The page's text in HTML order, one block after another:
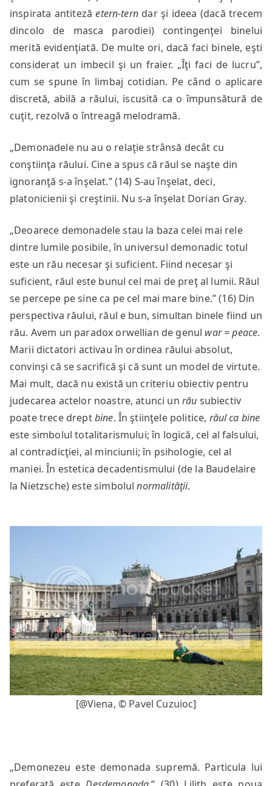
inspirata antitezăetern-terndar şi ideea (dacă trecem
dincolo de masca parodiei) contingenţei binelui
merită evidenţiată. De multe ori, dacă faci binele, eşti
considerat un imbecil şi un fraier. „Îţi faci de lucru”,
cum se spune în limbaj cotidian. Pe când o aplicare
discretă, abilă a răului, iscusită ca o împunsătură de
cuţit, rezolvă o întreagă melodramă.
„Demonadele nu au o relaţie strânsă decât cu
conştiinţa răului. Cine a spus că răul se naşte din
ignoranţă s-a înşelat.” (14) S-au înşelat, deci,
platonicienii şi creştinii. Nu s-a înşelat Dorian Gray.
„Deoarece demonadele stau la baza celei mai rele
dintre lumile posibile, în universul demonadic totul
este un rău necesar şi suficient. Fiind necesar şi
suficient, răul este bunul cel mai de preţ al lumii. Răul
se percepe pe sine ca pe cel mai mare bine.” (16) Din
perspectiva răului, răul e bun, simultan binele fiind un
rău. Avem un paradox orwellian de genul war = peace.
Marii dictatori activau în ordinea răului absolut,
convinşi că se sacrifică şi că sunt un model de virtute.
Mai mult, dacă nu există un criteriu obiectiv pentru
judecarea actelor noastre, atunci un rău subiectiv
poate trece dreptbine. În ştiinţele politice, răul ca bine
este simbolul totalitarismului; în logică, cel al falsului,
al contradicţiei, al minciunii; în psihologie, cel al
maniei. În estetica decadentismului (de la Baudelaire
la Nietzsche) este simbolulnormalităţii.
[@Viena, © Pavel Cuzuioc]
„Demonezeu este demonada supremă. Particula lui